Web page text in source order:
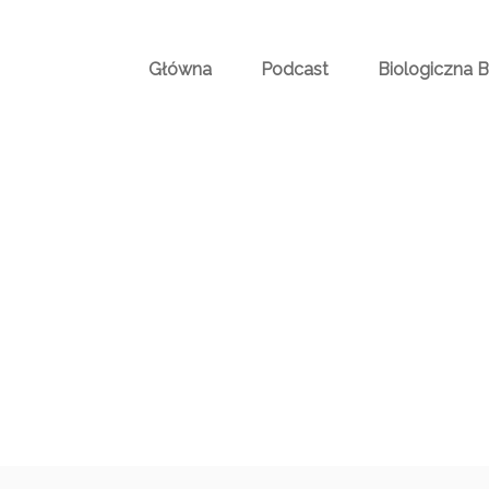
Główna Podcast Biologiczna